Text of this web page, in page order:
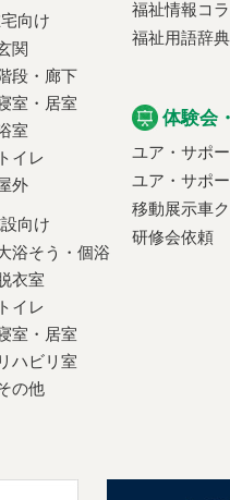
向け
関
段・廊下
室・居室
室
トイレ
外
向け
浴そう・個浴
衣室
トイレ
室・居室
リハビリ室
の他
福祉情報コ
福祉用語辞典
体験会
ユア・サポ
ユア・サポ
移動展示車
研修会依頼